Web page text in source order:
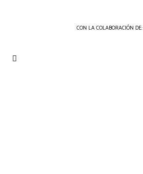
CON LA COLABORACIÓN DE: